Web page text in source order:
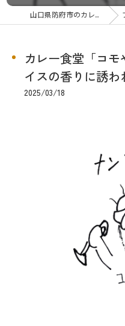
山口県防府市のカレーならカレー食堂コモやん
カレー食堂「コ
イスの香りに誘わ
2025/03/18